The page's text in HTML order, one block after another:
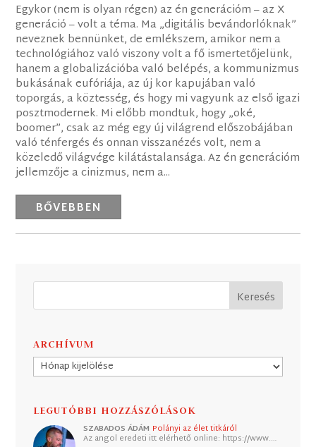
Egykor (nem is olyan régen) az én generációm – az X
generáció – volt a téma. Ma „digitális bevándorlóknak”
neveznek bennünket, de emlékszem, amikor nem a
technológiához való viszony volt a fő ismertetőjelünk,
hanem a globalizációba való belépés, a kommunizmus
bukásának eufóriája, az új kor kapujában való
toporgás, a köztesség, és hogy mi vagyunk az első igazi
posztmodernek. Mi előbb mondtuk, hogy „oké,
boomer”, csak az még egy új világrend előszobájában
való ténfergés és onnan visszanézés volt, nem a
közeledő világvége kilátástalansága. Az én generációm
jellemzője a cinizmus, nem a...
BŐVEBBEN
ARCHÍVUM
Archívum
LEGUTÓBBI HOZZÁSZÓLÁSOK
SZABADOS ÁDÁM Polányi az élet titkáról
Az angol eredeti itt elérhető online: https://www.…